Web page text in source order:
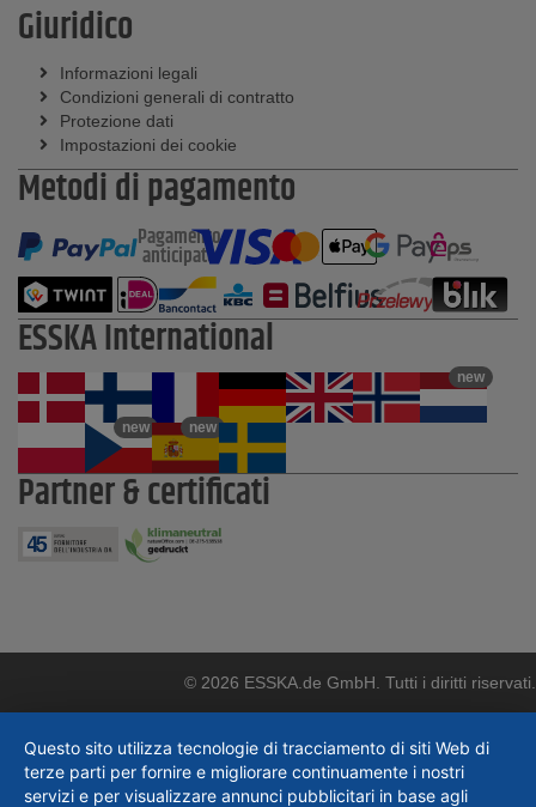
Giuridico
Informazioni legali
Condizioni generali di contratto
Protezione dati
Impostazioni dei cookie
Metodi di pagamento
Pagamento
anticipato
ESSKA International
new
new new
Partner & certificati
© 2026 ESSKA.de GmbH. Tutti i diritti riservati.
Questo sito utilizza tecnologie di tracciamento di siti Web di
terze parti per fornire e migliorare continuamente i nostri
servizi e per visualizzare annunci pubblicitari in base agli